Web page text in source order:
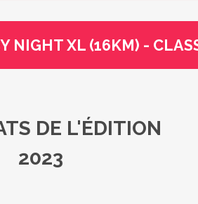
NIGHT XL (16KM) -
DE L'ÉDITION
2023